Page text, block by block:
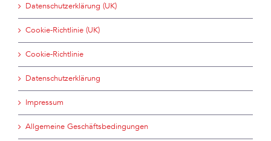
Datenschutzerklärung (UK)
Cookie-Richtlinie (UK)
Cookie-Richtlinie
Datenschutzerklärung
Impressum
Allgemeine Geschäftsbedingungen